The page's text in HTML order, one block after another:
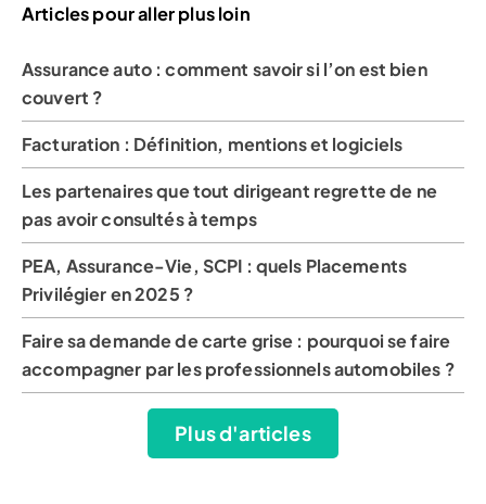
Articles pour aller plus loin
Assurance auto : comment savoir si l’on est bien
couvert ?
Facturation : Définition, mentions et logiciels
Les partenaires que tout dirigeant regrette de ne
pas avoir consultés à temps
PEA, Assurance-Vie, SCPI : quels Placements
Privilégier en 2025 ?
Faire sa demande de carte grise : pourquoi se faire
accompagner par les professionnels automobiles ?
Plus d'articles